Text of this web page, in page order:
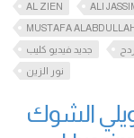
AL ZIEN ALI
MUSTAFA
جديد فيديو كليب
ردح
نور الزين
الشوك